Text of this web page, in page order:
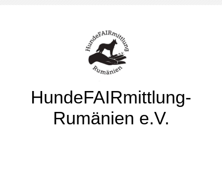
HundeFAIRmittlung-
Rumänien e.V.